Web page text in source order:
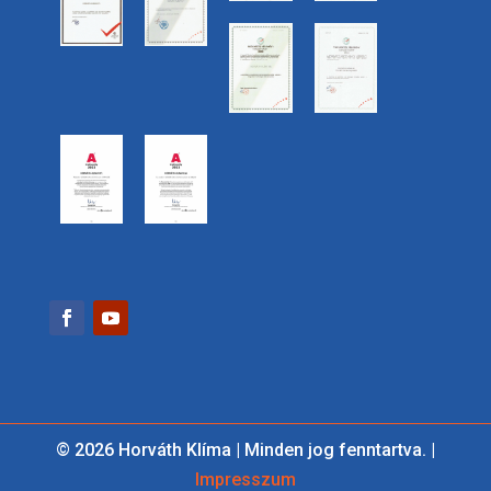
© 2026 Horváth Klíma | Minden jog fenntartva. |
Impresszum